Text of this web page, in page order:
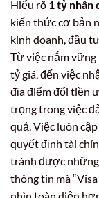
Hiểu rõ 1 tỷ nhân
kiến thức cơ bản
kinh doanh, đầu
Từ việc nắm vững
tỷ giá, đến việc
địa điểm đổi tiền
trọng trong việc
quả. Việc luôn
quyết định tài
tránh được
thông tin mà